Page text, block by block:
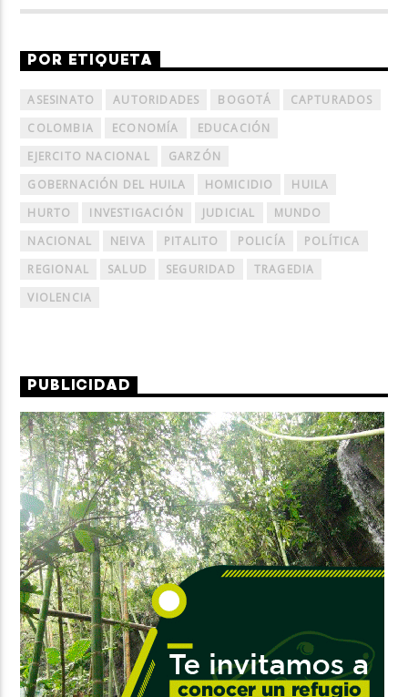
POR ETIQUETA
ASESINATO AUTORIDADES BOGOTÁ
CAPTURADOS
COLOMBIA
ECONOMÍA
EDUCACIÓN
EJERCITO NACIONAL
GARZÓN
GOBERNACIÓN DEL HUILA
HOMICIDIO
HUILA
HURTO
INVESTIGACIÓN JUDICIAL
MUNDO
NACIONAL
NEIVA PITALITO POLICÍA
POLÍTICA
REGIONAL
SALUD SEGURIDAD
TRAGEDIA
VIOLENCIA
PUBLICIDAD